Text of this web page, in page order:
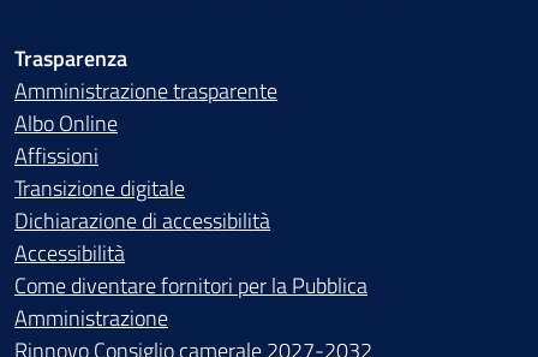
Trasparenza
Amministrazione trasparente
Albo Online
Affissioni
Transizione digitale
Dichiarazione di accessibilità
Accessibilità
Come diventare fornitori per la Pubblica
Amministrazione
Rinnovo Consiglio camerale 2027-2032